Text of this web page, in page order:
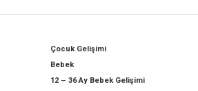
Çocuk Gelişimi
Bebek
12 – 36 Ay Bebek Gelişimi